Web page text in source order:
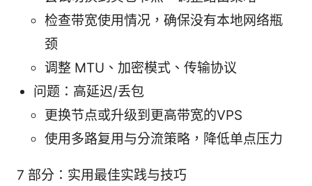
检查带宽使用情况，确保没有本地网络瓶
颈
调整 MTU、加密模式、传输协议
问题：高延迟/丢包
更换节点或升级到更高带宽的VPS
使用多路复用与分流策略，降低单点压力
7 部分：实用最佳实践与技巧